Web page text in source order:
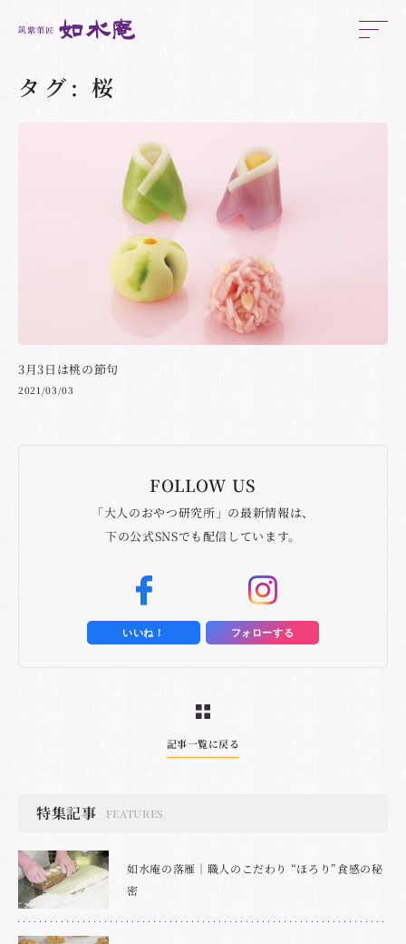
タグ:桜
3月3日は桃の節句
2021/03/03
FOLLOW US
「大人のおやつ研究所」の最新情報は、
下の公式SNSでも配信しています。
いいね！ フォローする
記事一覧に戻る
特集記事 FEATURES
如水庵の落雁｜職人のこだわり “ほろり”食感の秘
密